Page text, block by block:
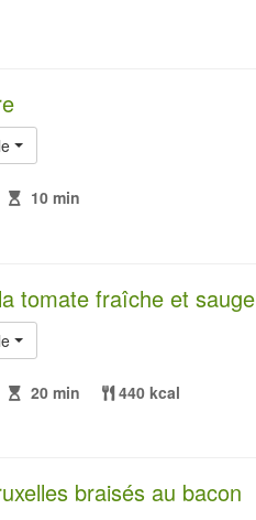
10 min
tomate fraîche et sauge
20 min 440 kcal
braisés au bacon